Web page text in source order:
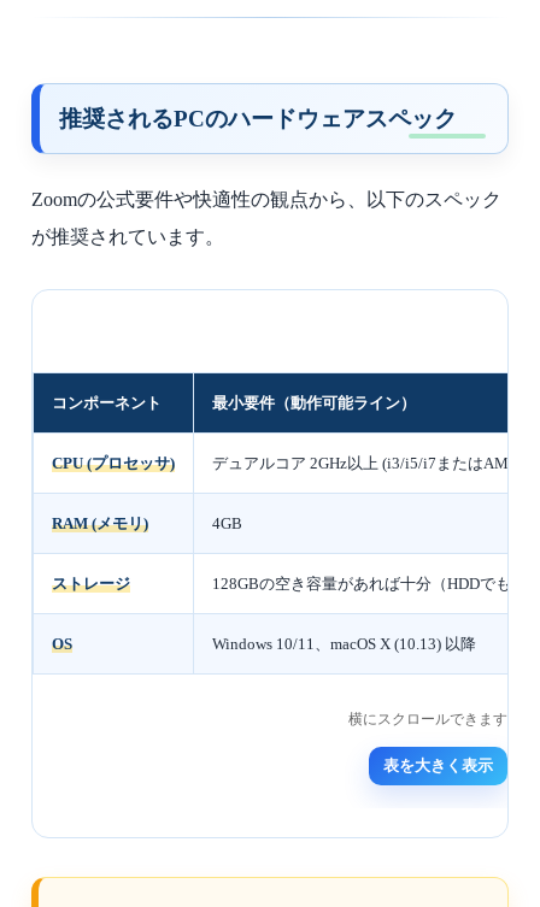
推奨されるPCのハードウェアスペック
Zoomの公式要件や快適性の観点から、以下のスペック
が推奨されています。
コンポーネント 最小要件（動作可能ライン）
CPU (プロセッサ) デュアルコア 2GHz以上 (i3/i5/i7またはAMD相
RAM (メモリ) 4GB
ストレージ 128GBの空き容量があれば十分（HDDでも可
OS Windows 10/11、macOS X (10.13) 以降
表を大きく表示